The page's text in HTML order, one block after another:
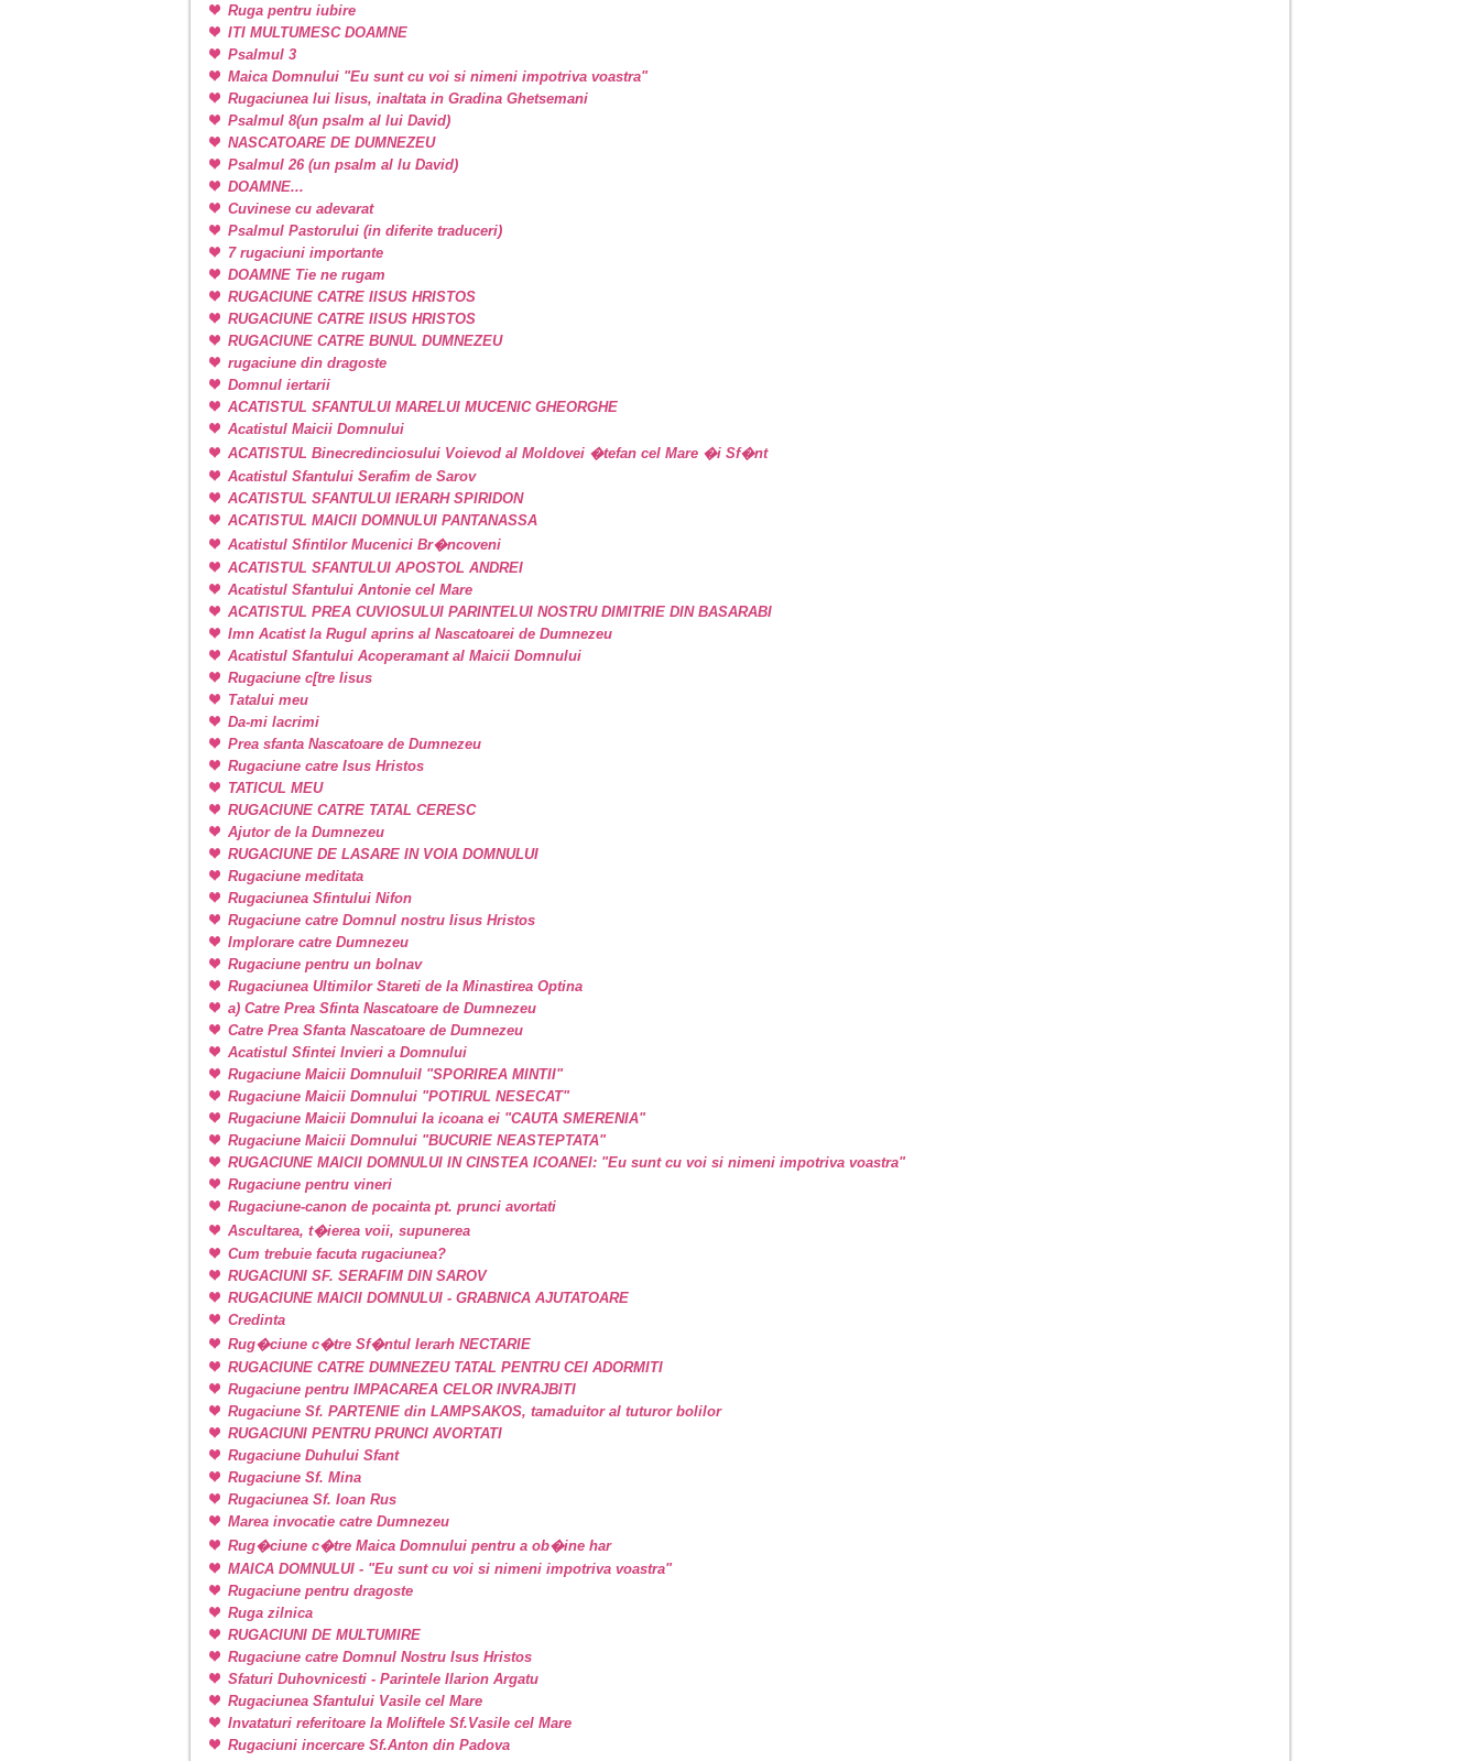
Ruga pentru iubire
ITI MULTUMESC DOAMNE
Psalmul 3
Maica Domnului "Eu sunt cu voi si nimeni impotriva voastra"
Rugaciunea lui Iisus, inaltata in Gradina Ghetsemani
Psalmul 8(un psalm al lui David)
NASCATOARE DE DUMNEZEU
Psalmul 26 (un psalm al lu David)
DOAMNE...
Cuvinese cu adevarat
Psalmul Pastorului (in diferite traduceri)
7 rugaciuni importante
DOAMNE Tie ne rugam
RUGACIUNE CATRE IISUS HRISTOS
RUGACIUNE CATRE IISUS HRISTOS
RUGACIUNE CATRE BUNUL DUMNEZEU
rugaciune din dragoste
Domnul iertarii
ACATISTUL SFANTULUI MARELUI MUCENIC GHEORGHE
Acatistul Maicii Domnului
ACATISTUL Binecredinciosului Voievod al Moldovei �tefan cel Mare �i Sf�nt
Acatistul Sfantului Serafim de Sarov
ACATISTUL SFANTULUI IERARH SPIRIDON
ACATISTUL MAICII DOMNULUI PANTANASSA
Acatistul Sfintilor Mucenici Br�ncoveni
ACATISTUL SFANTULUI APOSTOL ANDREI
Acatistul Sfantului Antonie cel Mare
ACATISTUL PREA CUVIOSULUI PARINTELUI NOSTRU DIMITRIE DIN BASARABI
Imn Acatist la Rugul aprins al Nascatoarei de Dumnezeu
Acatistul Sfantului Acoperamant al Maicii Domnului
Rugaciune c[tre Iisus
Tatalui meu
Da-mi lacrimi
Prea sfanta Nascatoare de Dumnezeu
Rugaciune catre Isus Hristos
TATICUL MEU
RUGACIUNE CATRE TATAL CERESC
Ajutor de la Dumnezeu
RUGACIUNE DE LASARE IN VOIA DOMNULUI
Rugaciune meditata
Rugaciunea Sfintului Nifon
Rugaciune catre Domnul nostru Iisus Hristos
Implorare catre Dumnezeu
Rugaciune pentru un bolnav
Rugaciunea Ultimilor Stareti de la Minastirea Optina
a) Catre Prea Sfinta Nascatoare de Dumnezeu
Catre Prea Sfanta Nascatoare de Dumnezeu
Acatistul Sfintei Invieri a Domnului
Rugaciune Maicii DomnuluiI "SPORIREA MINTII"
Rugaciune Maicii Domnului "POTIRUL NESECAT"
Rugaciune Maicii Domnului la icoana ei "CAUTA SMERENIA"
Rugaciune Maicii Domnului "BUCURIE NEASTEPTATA"
RUGACIUNE MAICII DOMNULUI IN CINSTEA ICOANEI: "Eu sunt cu voi si nimeni impotriva voastra"
Rugaciune pentru vineri
Rugaciune-canon de pocainta pt. prunci avortati
Ascultarea, t�ierea voii, supunerea
Cum trebuie facuta rugaciunea?
RUGACIUNI SF. SERAFIM DIN SAROV
RUGACIUNE MAICII DOMNULUI - GRABNICA AJUTATOARE
Credinta
Rug�ciune c�tre Sf�ntul Ierarh NECTARIE
RUGACIUNE CATRE DUMNEZEU TATAL PENTRU CEI ADORMITI
Rugaciune pentru IMPACAREA CELOR INVRAJBITI
Rugaciune Sf. PARTENIE din LAMPSAKOS, tamaduitor al tuturor bolilor
RUGACIUNI PENTRU PRUNCI AVORTATI
Rugaciune Duhului Sfant
Rugaciune Sf. Mina
Rugaciunea Sf. Ioan Rus
Marea invocatie catre Dumnezeu
Rug�ciune c�tre Maica Domnului pentru a ob�ine har
MAICA DOMNULUI - "Eu sunt cu voi si nimeni impotriva voastra"
Rugaciune pentru dragoste
Ruga zilnica
RUGACIUNI DE MULTUMIRE
Rugaciune catre Domnul Nostru Isus Hristos
Sfaturi Duhovnicesti - Parintele Ilarion Argatu
Rugaciunea Sfantului Vasile cel Mare
Invataturi referitoare la Moliftele Sf.Vasile cel Mare
Rugaciuni incercare Sf.Anton din Padova